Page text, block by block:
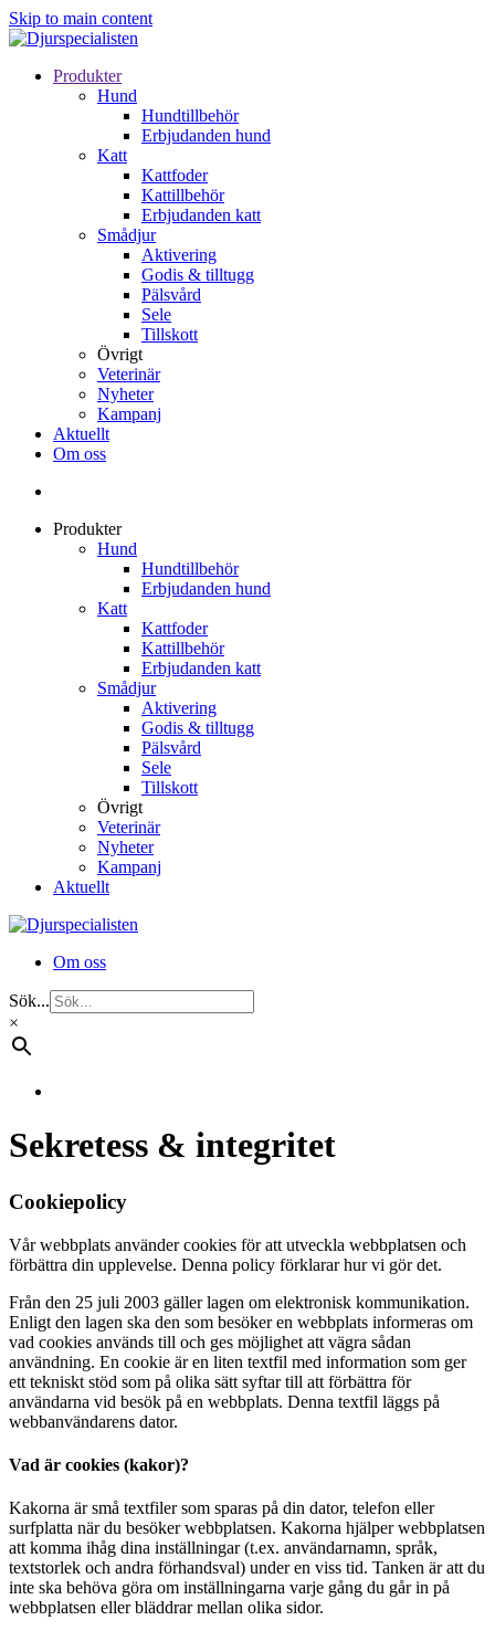
Skip to main content
Produkter
Hund
Hundtillbehör
Erbjudanden hund
Katt
Kattfoder
Kattillbehör
Erbjudanden katt
Smådjur
Aktivering
Godis & tilltugg
Pälsvård
Sele
Tillskott
Övrigt
Veterinär
Nyheter
Kampanj
Aktuellt
Om oss
Produkter
Hund
Hundtillbehör
Erbjudanden hund
Katt
Kattfoder
Kattillbehör
Erbjudanden katt
Smådjur
Aktivering
Godis & tilltugg
Pälsvård
Sele
Tillskott
Övrigt
Veterinär
Nyheter
Kampanj
Aktuellt
Om oss
Sök...
×
Sekretess & integritet
Cookiepolicy
Vår webbplats använder cookies för att utveckla webbplatsen och
förbättra din upplevelse. Denna policy förklarar hur vi gör det.
Från den 25 juli 2003 gäller lagen om elektronisk kommunikation.
Enligt den lagen ska den som besöker en webbplats informeras om
vad cookies används till och ges möjlighet att vägra sådan
användning. En cookie är en liten textfil med information som ger
ett tekniskt stöd som på olika sätt syftar till att förbättra för
användarna vid besök på en webbplats. Denna textfil läggs på
webbanvändarens dator.
Vad är cookies (kakor)?
Kakorna är små textfiler som sparas på din dator, telefon eller
surfplatta när du besöker webbplatsen. Kakorna hjälper webbplatsen
att komma ihåg dina inställningar (t.ex. användarnamn, språk,
textstorlek och andra förhandsval) under en viss tid. Tanken är att du
inte ska behöva göra om inställningarna varje gång du går in på
webbplatsen eller bläddrar mellan olika sidor.